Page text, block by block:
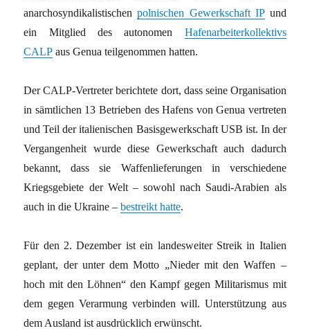
anarchosyndikalistischenpolnischen Gewerkschaft IPund
ein Mitglied des autonomen Hafenarbeiterkollektivs
CALP aus Genua teilgenommen hatten.
Der CALP-Vertreter berichtete dort, dass seine Organisation
in sämtlichen 13 Betrieben des Hafens von Genua vertreten
und Teil der italienischen Basisgewerkschaft USB ist. In der
Vergangenheit wurde diese Gewerkschaft auch dadurch
bekannt, dass sie Waffenlieferungen in verschiedene
Kriegsgebiete der Welt – sowohl nach Saudi-Arabien als
auch in die Ukraine –bestreikt hatte.
Für den 2. Dezember ist ein landesweiter Streik in Italien
geplant, der unter dem Motto „Nieder mit den Waffen –
hoch mit den Löhnen“ den Kampf gegen Militarismus mit
dem gegen Verarmung verbinden will. Unterstützung aus
dem Ausland ist ausdrücklich erwünscht.